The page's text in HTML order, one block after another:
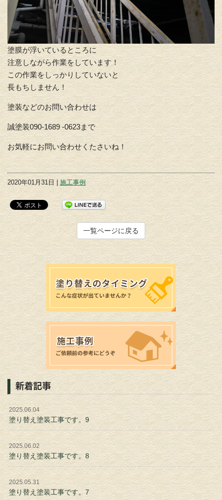
塗膜が浮いているところに
注意しながら作業をしています！
この作業をしっかりしていないと
長もちしません！
塗装などのお問い合わせは
誠塗装090-1689 -0623まで
お気軽にお問い合わせくたさいね！
2020年01月31日 | 施工事例
一覧ページに戻る
新着記事
2025.06.04
塗り替え塗装工事です。9
2025.06.02
塗り替え塗装工事です。8
2025.05.31
塗り替え塗装工事です。7